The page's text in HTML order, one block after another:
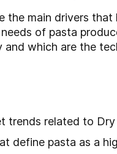
the main drivers
of pasta
which are the
trends related to Dry
define pasta as a